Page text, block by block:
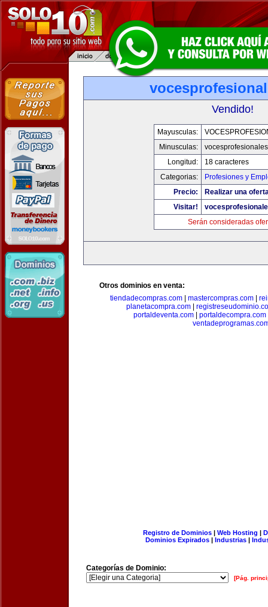
Vendido!
Mayusculas:
Minusculas:
Longitud:
18 caracteres
Categorias:
Profesiones y
Precio:
Realizar una
Visitar!
Serán consideradas
Otros dominios en venta:
tiendadecompras.com| mastercompras.com|
planetacompra.com|
portaldeventa.com
portaldecompra.com
Registro de Dominios| Web Hosting |
Dominios Expirados | Industrias |
Categorías de Dominio:
[Pág.